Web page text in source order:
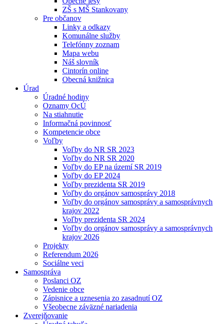
ZŠ s MŠ Stankovany
Pre občanov
Linky a odkazy
Komunálne služby
Telefónny zoznam
Mapa webu
Náš slovník
Cintorín online
Obecná knižnica
Úrad
Úradné hodiny
Oznamy OcÚ
Na stiahnutie
Informačná povinnosť
Kompetencie obce
Voľby
Voľby do NR SR 2023
Voľby do NR SR 2020
Voľby do EP na území SR 2019
Voľby do EP 2024
Voľby prezidenta SR 2019
Voľby do orgánov samosprávy 2018
Voľby do orgánov samosprávy a samosprávnych
krajov 2022
Voľby prezidenta SR 2024
Voľby do orgánov samosprávy a samosprávnych
krajov 2026
Projekty
Referendum 2026
Sociálne veci
Samospráva
Poslanci OZ
Vedenie obce
Zápisnice a uznesenia zo zasadnutí OZ
Všeobecne záväzné nariadenia
Zverejňovanie